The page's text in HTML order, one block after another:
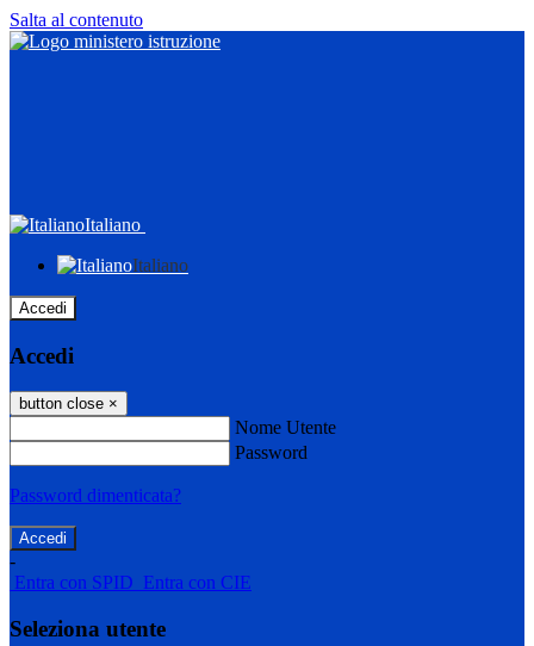
Salta al contenuto
Italiano
Italiano
Accedi
Accedi
button close ×
Nome Utente
Password
Password dimenticata?
-
Entra con SPID Entra con CIE
Seleziona utente